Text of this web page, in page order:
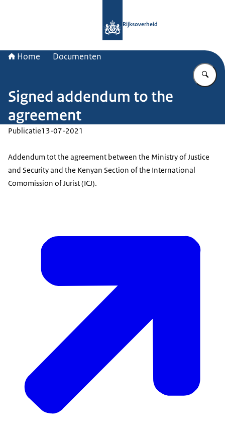
Rijksoverheid
Home Documenten
Signed addendum to the
agreement
Publicatie13-07-2021
Addendum tot the agreement between the Ministry of Justice
and Security and the Kenyan Section of the International
Comomission of Jurist (ICJ).